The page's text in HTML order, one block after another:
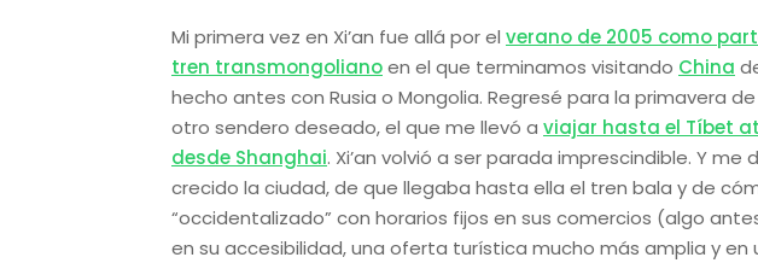
Mi primera vez en Xi’an fue allá por el verano de 2005 como
tren transmongolianoen el que terminamos visitando China
hecho antes con Rusia o Mongolia. Regresé para la primavera
otro sendero deseado, el que me llevó a viajar hasta el Tíbet
desde Shanghai. Xi’an volvió a ser parada imprescindible. Y
crecido la ciudad, de que llegaba hasta ella el tren bala y de
“occidentalizado” con horarios fijos en sus comercios (algo
en su accesibilidad, una oferta turística mucho más amplia y